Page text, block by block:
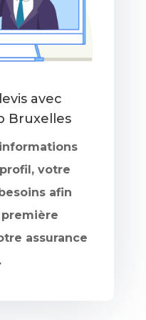
avec
Bruxelles
votre
afin
assurance